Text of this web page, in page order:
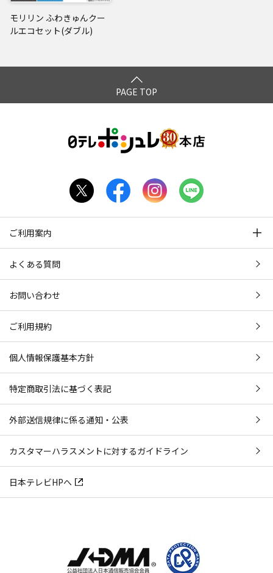
モリリン ふわきゅんクー
ルエコセット(ダブル)
PAGE TOP
ご利用案内
よくある質問
お問い合わせ
ご利用規約
個人情報保護基本方針
特定商取引法に基づく表記
外部送信規律に係る通知・公表
カスタマーハラスメントに対するガイドライン
日本テレビHPへ